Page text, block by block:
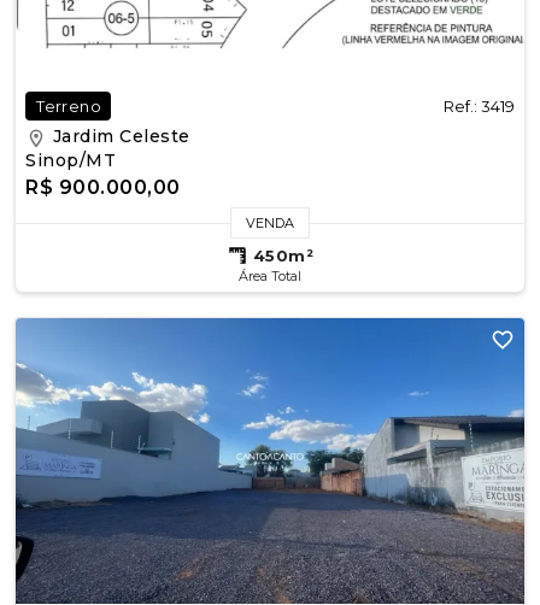
Terreno Ref.: 3419
Jardim Celeste
Sinop/MT
R$ 900.000,00
VENDA
450m²
Área Total